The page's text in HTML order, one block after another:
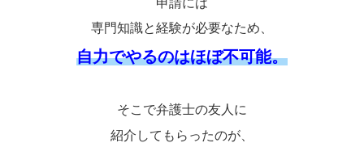
専門知識と経験が必要なため、
自力でやるのはほぼ不可能。
そこで弁護士の友人に
紹介してもらったのが、